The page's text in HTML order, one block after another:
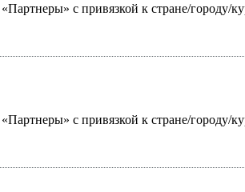
с привязкой к стране/
с привязкой к стране/